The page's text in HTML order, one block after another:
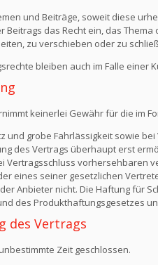
und Beiträge, soweit diese
Beitrags das Recht ein, das
zu verschieben oder zu
bleiben auch im Falle einer
keinerlei Gewähr für die im
und grobe Fahrlässigkeit sowie
des Vertrags überhaupt erst
Vertragsschluss vorhersehbaren
eines seiner gesetzlichen
Anbieter nicht. Die Haftung für
des Produkthaftungsgesetzes
des Vertrags
Zeit geschlossen.